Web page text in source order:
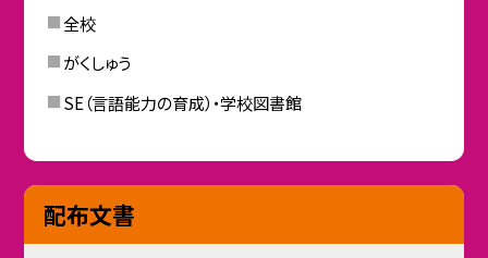
全校
がくしゅう
SE（言語能力の育成）・学校図書館
配布文書